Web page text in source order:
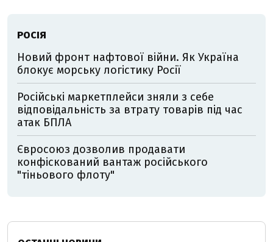
РОСІЯ
Новий фронт нафтової війни. Як Україна
блокує морську логістику Росії
Російські маркетплейси зняли з себе
відповідальність за втрату товарів під час
атак БПЛА
Євросоюз дозволив продавати
конфіскований вантаж російського
"тіньового флоту"